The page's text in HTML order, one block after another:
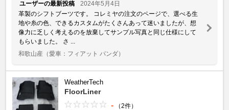
ユーザーの最新投稿
2024年5月4日
革製のシフトブーツです。 コレミヤの注文のページで、選べる生
地や糸の色、できるカスタムがたくさんあって迷いましたが、想
像力に乏しく考えるのを放棄してサンプル写真と同じ仕様にして
もらいました。 さ ...
和歌山産 （愛車：フィアット パンダ）
WeatherTech
FloorLiner
-
（2件）